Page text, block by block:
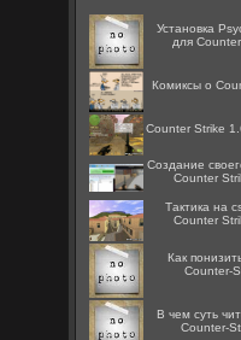
Установка
для
Комиксы о
Counter Strike
Создание
Counter
Тактика на
Counter
Как
Counter-
В чем суть
Counter-